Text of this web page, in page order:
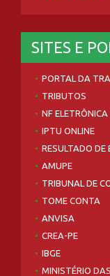
SITES E
PORTAL DA
TRIBUTOS
NF ELETRÔNICA
IPTU ONLINE
RESULTADO DE
AMUPE
TRIBUNAL DE
TOME CONTA
ANVISA
CREA-PE
IBGE
MINISTÉRIO